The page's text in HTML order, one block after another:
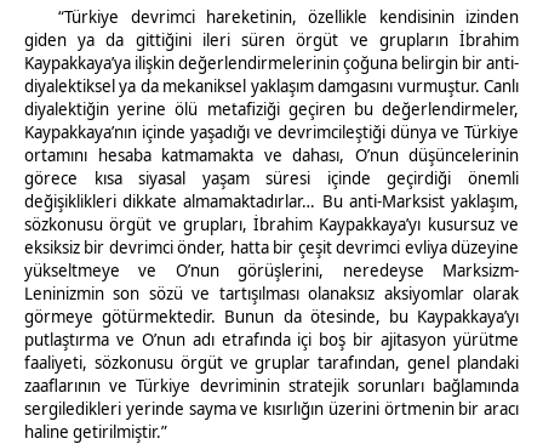
“Türkiye devrimci hareketinin, özellikle kendisinin izinden
giden ya da gittiğini ileri süren örgüt ve grupların İbrahim
Kaypakkaya’ya ilişkin değerlendirmelerinin çoğuna belirgin bir anti-
diyalektiksel ya da mekaniksel yaklaşım damgasını vurmuştur. Canlı
diyalektiğin yerine ölü metafiziği geçiren bu değerlendirmeler,
Kaypakkaya’nın içinde yaşadığı ve devrimcileştiği dünya ve Türkiye
ortamını hesaba katmamakta ve dahası, O’nun düşüncelerinin
görece kısa siyasal yaşam süresi içinde geçirdiği önemli
değişiklikleri dikkate almamaktadırlar… Bu anti-Marksist yaklaşım,
sözkonusu örgüt ve grupları, İbrahim Kaypakkaya’yı kusursuz ve
eksiksiz bir devrimci önder, hatta bir çeşit devrimci evliya düzeyine
yükseltmeye ve O’nun görüşlerini, neredeyse Marksizm-
Leninizmin son sözü ve tartışılması olanaksız aksiyomlar olarak
görmeye götürmektedir. Bunun da ötesinde, bu Kaypakkaya’yı
putlaştırma ve O’nun adı etrafında içi boş bir ajitasyon yürütme
faaliyeti, sözkonusu örgüt ve gruplar tarafından, genel plandaki
zaaflarının ve Türkiye devriminin stratejik sorunları bağlamında
sergiledikleri yerinde sayma ve kısırlığın üzerini örtmenin bir aracı
haline getirilmiştir.”